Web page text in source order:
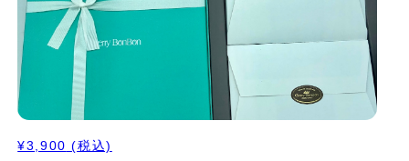
¥3,900 (税込)